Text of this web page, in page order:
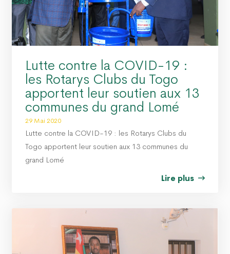
Lutte contre la COVID-19 :
les Rotarys Clubs du Togo
apportent leur soutien aux 13
communes du grand Lomé
29 Mai 2020
Lutte contre la COVID-19 : les Rotarys Clubs du
Togo apportent leur soutien aux 13 communes du
grand Lomé
Lire plus